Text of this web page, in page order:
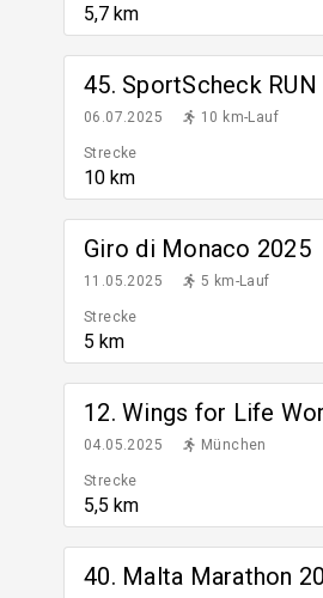
5,7 km
45. SportScheck
06.07.2025 10 km-Lauf
Strecke
10 km
Giro di Monaco 2025
11.05.2025 5 km-Lauf
Strecke
5 km
12. Wings for Life
04.05.2025 München
Strecke
5,5 km
40. Malta Marathon